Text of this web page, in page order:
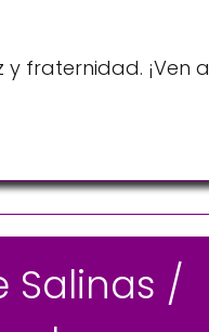
fraternidad. ¡Ven a
Salinas /